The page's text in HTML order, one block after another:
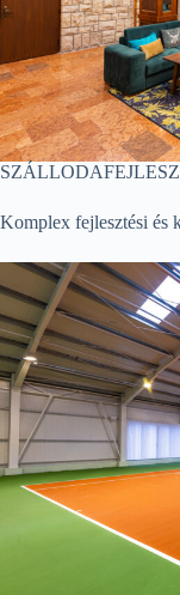
Komplex fejlesztési és